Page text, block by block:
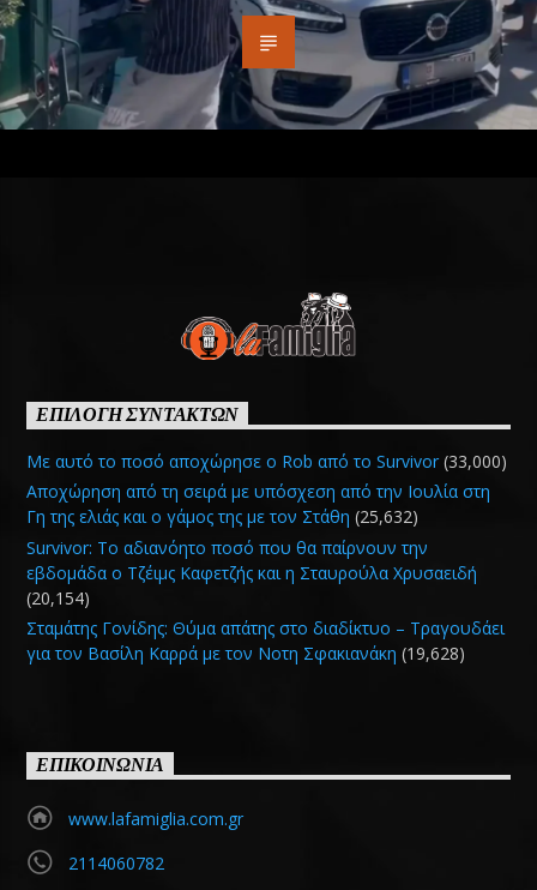
ΕΠΙΛΟΓΗ ΣΥΝΤΑΚΤΩΝ
Με αυτό το ποσό αποχώρησε ο Rob από το Survivor (33,000)
Αποχώρηση από τη σειρά με υπόσχεση από την Ιουλία στη
Γη της ελιάς και ο γάμος της με τον Στάθη (25,632)
Survivor: Το αδιανόητο ποσό που θα παίρνουν την
εβδομάδα ο Τζέιμς Καφετζής και η Σταυρούλα Χρυσαειδή
(20,154)
Σταμάτης Γονίδης: Θύμα απάτης στο διαδίκτυο – Τραγουδάει
για τον Βασίλη Καρρά με τον Νοτη Σφακιανάκη (19,628)
ΕΠΙΚΟΙΝΩΝΙΑ
www.lafamiglia.com.gr
2114060782